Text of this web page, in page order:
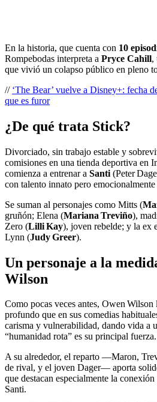
En la historia, que cuenta con 10
Rompebodas interpreta a Pryce Cahill,
que vivió un colapso público en pleno
// ‘The Bear’ vuelve a Disney+: fecha
que es furor
¿De qué trata Stick?
Divorciado, sin trabajo estable y
comisiones en una tienda deportiva en
comienza a entrenar a Santi (Peter
con talento innato pero
Se suman al personajes como Mitts (
gruñón; Elena (Mariana Treviño),
Zero (Lilli Kay), joven rebelde; y la ex
Lynn (Judy Greer).
Un personaje a la
Wilson
Como pocas veces antes, Owen Wilson
profundo que en sus comedias
carisma y vulnerabilidad, dando vida a
“humanidad rota” es su principal fuerza.
A su alrededor, el reparto —Maron,
de rival, y el joven Dager— aporta
que destacan especialmente la
Santi.